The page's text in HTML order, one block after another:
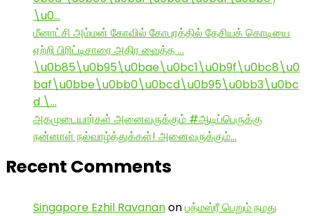
\u0…
மீனாட்சி அம்மன் கோவில் கோபுரத்தில் தேசியக் கொடியை
ஏற்றி பிரிட்டிசாரை அதிர வைத்த …
\u0b85\u0b95\u0bae\u0bc1\u0b9f\u0bc8\u0
baf\u0bbe\u0bb0\u0bcd\u0b95\u0bb3\u0bc
d \…
அகமுடையார்கள் அனைவருக்கும் #ஆடிப்பெருக்கு
நன்னாள் நல்வாழ்த்துக்கள்! அனைவருக்கும்…
Recent Comments
Singapore Ezhil Ravananonபத்மஸ்ரீ பெறும் நமது